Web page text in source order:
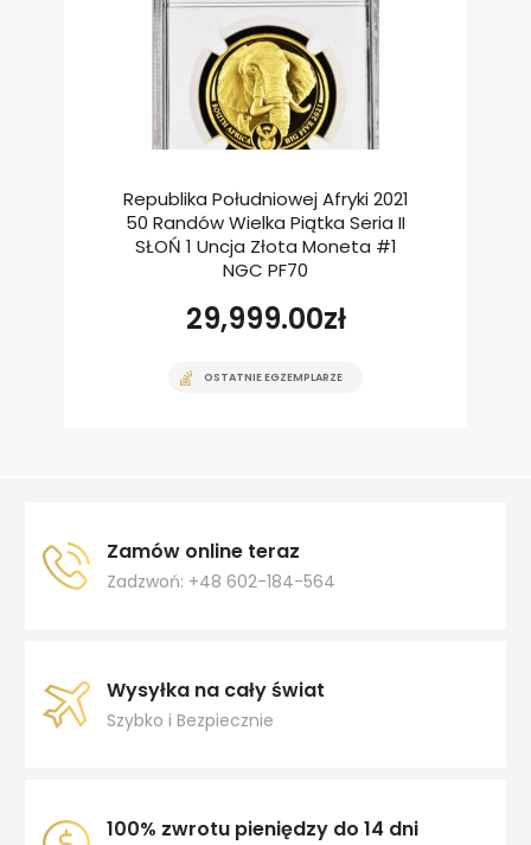
Republika Południowej Afryki 2021
50 Randów Wielka Piątka Seria II
SŁOŃ 1 Uncja Złota Moneta #1
NGC PF70
29,999.00zł
OSTATNIE EGZEMPLARZE
Zamów online teraz
Zadzwoń: +48 602-184-564
Wysyłka na cały świat
Szybko i Bezpiecznie
100% zwrotu pieniędzy do 14 dni